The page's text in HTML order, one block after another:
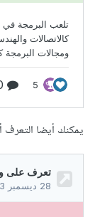
يمكنك أيضا التعرف